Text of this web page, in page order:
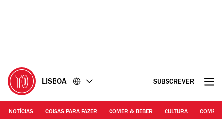
LISBOA SUBSCREVER
NOTÍCIAS COISAS PARA FAZER COMER & BEBER CULTURA
DR